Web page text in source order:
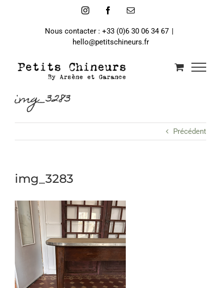
InstagramFacebookEmail
Nous contacter : +33 (0)6 30 06 34 67 |
hello@petitschineurs.fr
img_3283
Précédent
img_3283